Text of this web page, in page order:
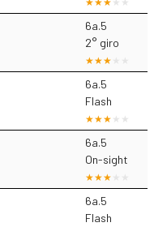
6a.5
2° giro
6a.5
Flash
6a.5
On-sight
6a.5
Flash